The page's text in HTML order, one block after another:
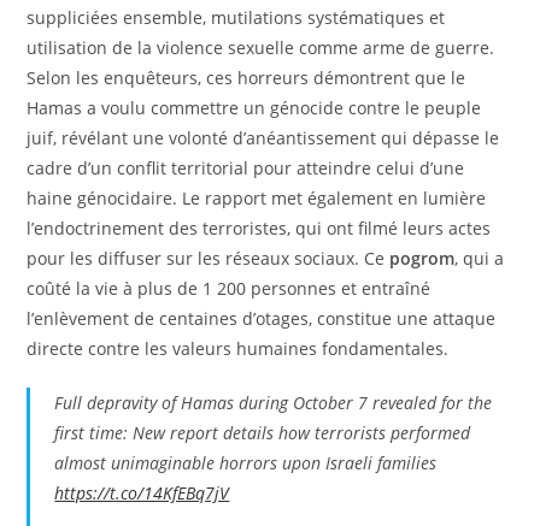
suppliciées ensemble, mutilations systématiques et
utilisation de la violence sexuelle comme arme de guerre.
Selon les enquêteurs, ces horreurs démontrent que le
Hamas a voulu commettre un génocide contre le peuple
juif, révélant une volonté d’anéantissement qui dépasse le
cadre d’un conflit territorial pour atteindre celui d’une
haine génocidaire. Le rapport met également en lumière
l’endoctrinement des terroristes, qui ont filmé leurs actes
pour les diffuser sur les réseaux sociaux. Ce pogrom, qui a
coûté la vie à plus de 1 200 personnes et entraîné
l’enlèvement de centaines d’otages, constitue une attaque
directe contre les valeurs humaines fondamentales.
Full depravity of Hamas during October 7 revealed for the
first time: New report details how terrorists performed
almost unimaginable horrors upon Israeli families
https://t.co/14KfEBq7jV